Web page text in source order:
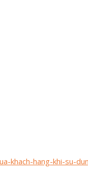
khach-hang-khi-su-